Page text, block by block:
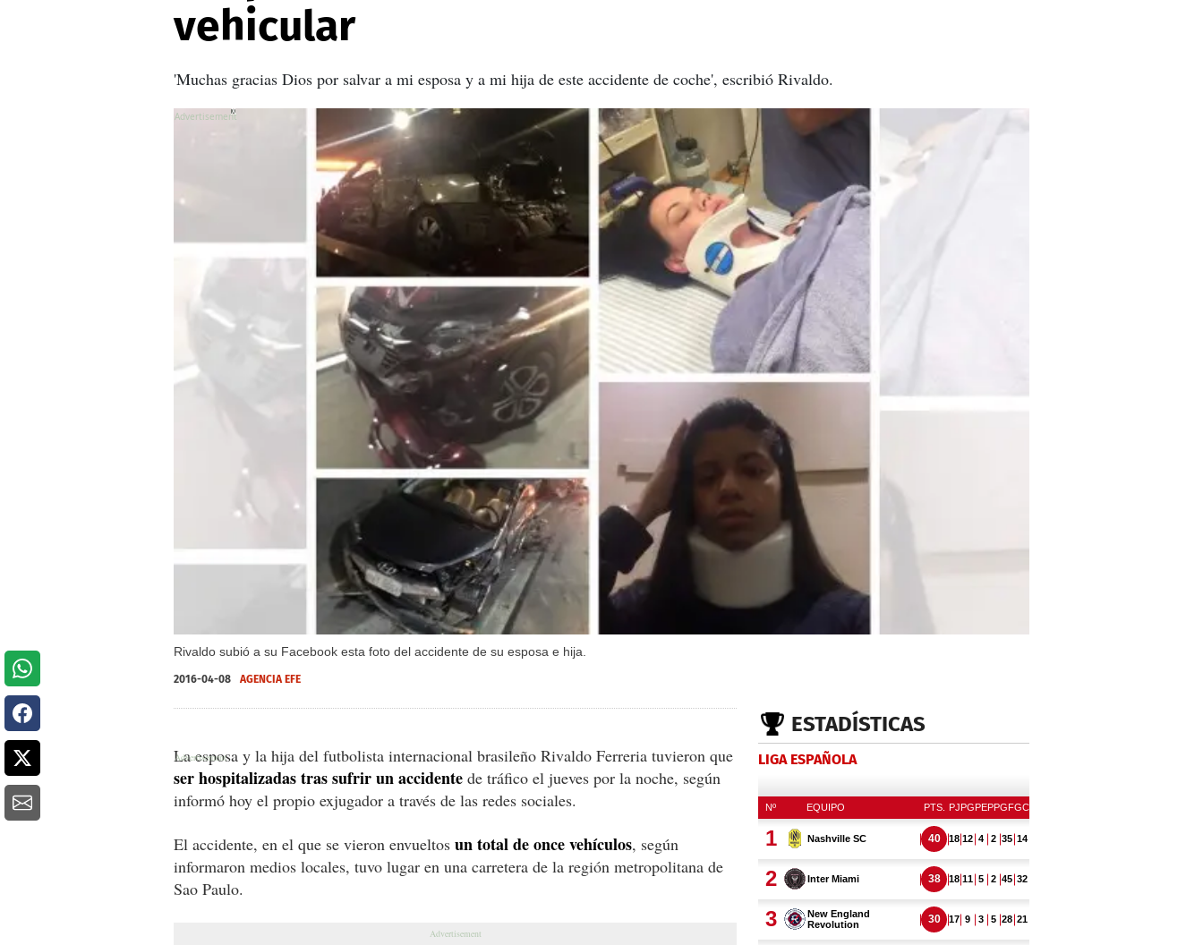
vehicular
'Muchas gracias Dios por salvar a mi esposa y a mi hija de este accidente de coche', escribió Rivaldo.
Rivaldo subió a su Facebook esta foto del accidente de su esposa e hija.
X
X
2016-04-08 AGENCIA EFE
La esposa y la hija del futbolista internacional brasileño Rivaldo Ferreria tuvieron que
ser hospitalizadas tras sufrir un accidente de tráfico el jueves por la noche, según
informó hoy el propio exjugador a través de las redes sociales.
El accidente, en el que se vieron envueltos un total de once vehículos, según
informaron medios locales, tuvo lugar en una carretera de la región metropolitana de
Sao Paulo.
ESTADÍSTICAS
LIGA ESPAÑOLA